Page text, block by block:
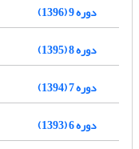
دوره 9 (1396)
دوره 8 (1395)
دوره 7 (1394)
دوره 6 (1393)